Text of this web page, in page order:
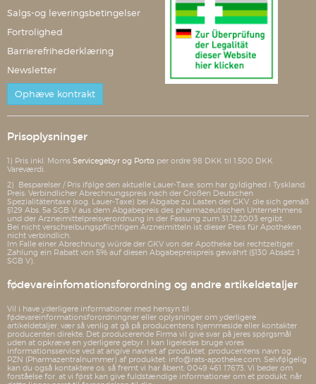
Salgs-og leveringsbetingelser
Fortrolighed
Barrierefrihederklæring
Newsletter
Ophæve kontrakt
Prisoplysninger
1) Pris inkl. Moms Servicegebyr og Porto per ordre 98 DKK til 1.500 DKK
Vareværdi.
2) Besparelser / Pris ifølge den aktuelle Lauer-Taxe, som har gyldighed i Tyskland.
Preis: Verbindlicher Abrechnungspreis nach der Großen Deutschen
Spezialitätentaxe (sog. Lauer-Taxe) bei Abgabe zu Lasten der GKV, die sich gemäß
§129 Abs. 5a SGB V aus dem Abgabepreis des pharmazeutischen Unternehmens
und der Arzneimittelpreisverordnung in der Fassung zum 31.12.2003 ergibt.
Bei nicht verschreibungspflichtigen Arzneimitteln ist dieser Preis für Apotheken
nicht verbindlich.
Im Falle einer Abrechnung würde der GKV von der Apotheke bei rechtzeitiger
Zahlung ein Rabatt von 5% auf diesen Abgabepreispreis gewährt (§130 Absatz 1
SGB V).
fødevareinfomationsforordning og andre artikeldetaljer
Vil i have yderligere informationer med hensyn til
fødevareinformationsforordningner eller oplysninger om yderligere
artikeldetaljer, vær så venlig at gå på producentens hjemmeside eller kontakter
producenten direkte. Det producerende Firma vil give svar på jeres spørgsmål
uden at opkræve en yderligere gebyr. I kan ligeledes bruge vores
informationsservice ved at angive navnet af produktet, producentens navn og
PZN (Pharmazentralnummer) af produktet: info@rats-apotheke.com. Selvfølgelig
kan du også kontaktere os, så fremt vi har åbent: 0049 461 17673. Vi beder om
forståelse for, at vi først kan give fuldstændige informationer om et produkt, når